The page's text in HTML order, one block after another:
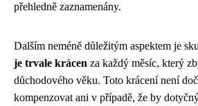
přehledně zaznamenány.
Dalším neméně důležitým aspektem je
je trvale krácen za každý měsíc, který
důchodového věku. Toto krácení není
kompenzovat ani v případě, že by